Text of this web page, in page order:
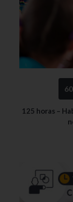
60
125 horas –